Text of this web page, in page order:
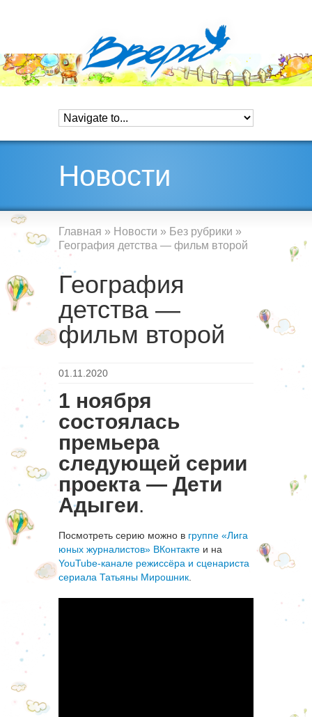
Новости
Главная » Новости » Без рубрики »
География детства — фильм второй
География
детства —
фильм второй
01.11.2020
1 ноября
состоялась
премьера
следующей серии
проекта — Дети
Адыгеи.
Посмотреть серию можно в группе «Лига
юных журналистов» ВКонтакте и на
YouTube-канале режиссёра и сценариста
сериала Татьяны Мирошник